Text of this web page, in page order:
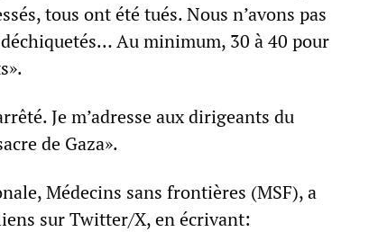
tous ont été tués. Nous n’avons pas
Au minimum, 30 à 40 pour
Je m’adresse aux dirigeants du
de Gaza».
Médecins sans frontières (MSF), a
sur Twitter/X, en écrivant: